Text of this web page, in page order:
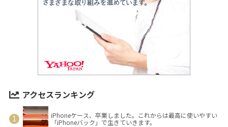
アクセスランキング
iPhoneケース、卒業しました。これからは最高に使いやすい
「iPhoneバック」で生きていきます。